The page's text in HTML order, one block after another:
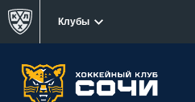
Клубы